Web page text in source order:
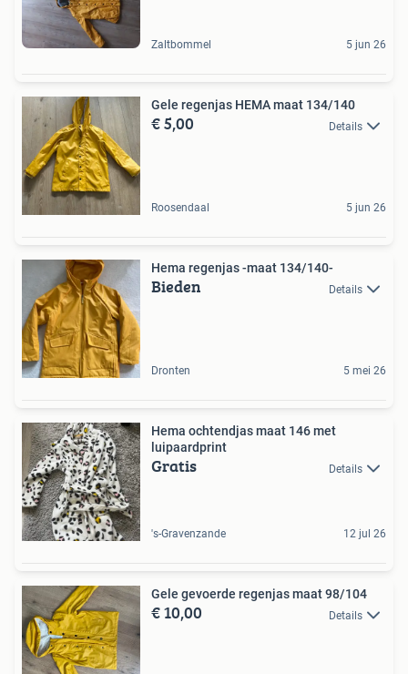
Zaltbommel 5 jun 26
Gele regenjas HEMA maat 134/140
€ 5,00 Details
Roosendaal 5 jun 26
Hema regenjas -maat 134/140-
Bieden Details
Dronten 5 mei 26
Hema ochtendjas maat 146 met
luipaardprint
Gratis Details
's-Gravenzande 12 jul 26
Gele gevoerde regenjas maat 98/104
€ 10,00 Details